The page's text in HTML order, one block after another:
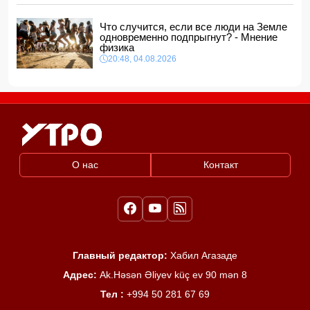
Что случится, если все люди на Земле
одновременно подпрыгнут? - Мнение
физика
20:48, 04.08.2026
О нас Контакт
Главный редактор: Хабил Агазаде
Адрес: Ak.Həsən Əliyev küç ev 90 mən 8
Тел : +994 50 281 67 69